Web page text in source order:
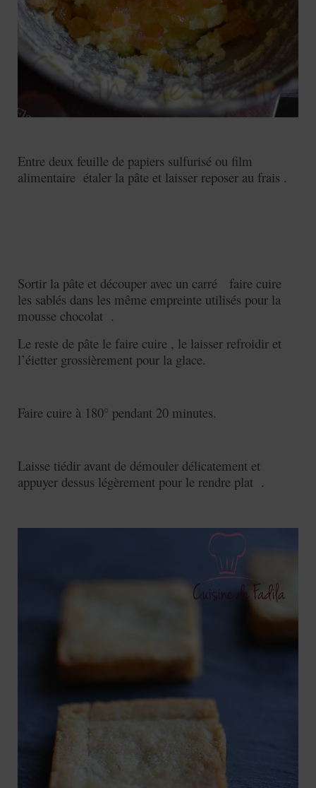
Entre deux feuille de papiers sulfurisé ou film
alimentaire étaler la pâte et laisser reposer au frais .
Sortir la pâte et découper avec un carré faire cuire
les sablés dans les même empreinte utilisés pour la
mousse chocolat .
Le reste de pâte le faire cuire , le laisser refroidir et
l’éietter grossièrement pour la glace.
Faire cuire à 180° pendant 20 minutes.
Laisse tiédir avant de démouler délicatement et
appuyer dessus légèrement pour le rendre plat .